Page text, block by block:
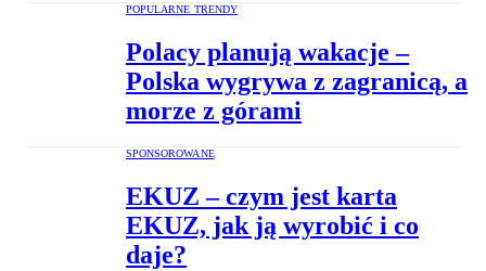
POPULARNE TRENDY
Polacy planują wakacje –
Polska wygrywa z zagranicą, a
morze z górami
SPONSOROWANE
EKUZ – czym jest karta
EKUZ, jak ją wyrobić i co
daje?